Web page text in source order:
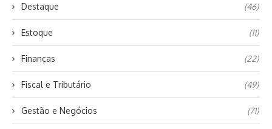
Destaque (46)
Estoque (11)
Finanças (22)
Fiscal e Tributário (49)
Gestão e Negócios (71)